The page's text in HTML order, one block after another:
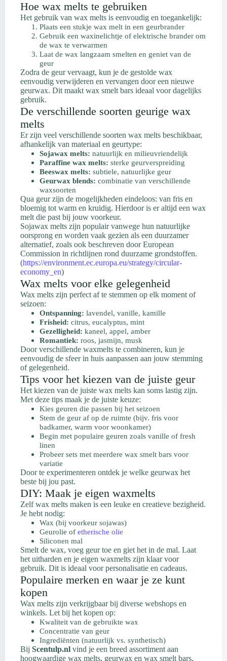
Hoe wax melts te gebruiken
Het gebruik van wax melts is eenvoudig en toegankelijk:
Plaats een stukje wax melt in een geurbrander
Gebruik een waxinelichtje of elektrische brander om
de wax te verwarmen
Laat de wax langzaam smelten en geniet van de
geur
Zodra de geur vervaagt, kun je de gestolde wax
eenvoudig verwijderen en vervangen door een nieuwe
geurwax. Dit maakt wax smelt bars ideaal voor dagelijks
gebruik.
De verschillende soorten geurige wax
melts
Er zijn veel verschillende soorten wax melts beschikbaar,
afhankelijk van materiaal en geurtype:
Sojawax melts: natuurlijk en milieuvriendelijk
Paraffine wax melts: sterke geurverspreiding
Beeswax melts: subtiele, natuurlijke geur
Geurwax blends: combinatie van verschillende
waxsoorten
Qua geur zijn de mogelijkheden eindeloos: van fris en
bloemig tot warm en kruidig. Hierdoor is er altijd een wax
melt die past bij jouw voorkeur.
Sojawax melts zijn populair vanwege hun natuurlijke
oorsprong en worden vaak gezien als een duurzamer
alternatief, zoals ook beschreven door European
Commission in richtlijnen rond duurzame grondstoffen.
(https://environment.ec.europa.eu/strategy/circular-
economy_en)
Wax melts voor elke gelegenheid
Wax melts zijn perfect af te stemmen op elk moment of
seizoen:
Ontspanning: lavendel, vanille, kamille
Frisheid: citrus, eucalyptus, mint
Gezelligheid: kaneel, appel, amber
Romantiek: roos, jasmijn, musk
Door verschillende waxmelts te combineren, kun je
eenvoudig de sfeer in huis aanpassen aan jouw stemming
of gelegenheid.
Tips voor het kiezen van de juiste geur
Het kiezen van de juiste wax melts kan soms lastig zijn.
Met deze tips maak je de juiste keuze:
Kies geuren die passen bij het seizoen
Stem de geur af op de ruimte (bijv. fris voor
badkamer, warm voor woonkamer)
Begin met populaire geuren zoals vanille of fresh
linen
Probeer sets met meerdere wax smelt bars voor
variatie
Door te experimenteren ontdek je welke geurwax het
beste bij jou past.
DIY: Maak je eigen waxmelts
Zelf wax melts maken is een leuke en creatieve bezigheid.
Je hebt nodig:
Wax (bij voorkeur sojawas)
Geurolie of etherische olie
Siliconen mal
Smelt de wax, voeg geur toe en giet het in de mal. Laat
het uitharden en je eigen waxmelts zijn klaar voor
gebruik. Dit is ideaal voor personalisatie en cadeaus.
Populaire merken en waar je ze kunt
kopen
Wax melts zijn verkrijgbaar bij diverse webshops en
winkels. Let bij het kopen op:
Kwaliteit van de gebruikte wax
Concentratie van geur
Ingrediënten (natuurlijk vs. synthetisch)
Bij Scentulp.nl vind je een breed assortiment aan
hoogwaardige wax melts, geurwax en wax smelt bars,